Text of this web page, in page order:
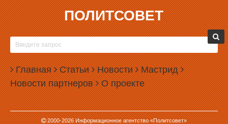
ПОЛИТСОВЕТ
Главная Статьи Новости Мастрид
Новости партнеров О проекте
2000-2026Информационное агентство «Политсовет»
21.08.2006, 16:44
КОМПАНИЯ «УРАЛСТРОЙ» СТРОИТ ТОРГОВЫЙ ЦЕНТР НА
МЕСТЕ КЛАДБИЩА
Политсовет, 21.08.2006. Екатеринбургская строительная компания
«Уралстрой-1» возводит торговый центр буквально на костях
давно умерших людей. С территории строящегося торгового
центра на углу улиц...
21.08.2006, 16:39